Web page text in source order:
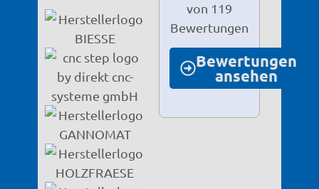
von 119
Bewertungen
Bewertungen
ansehen